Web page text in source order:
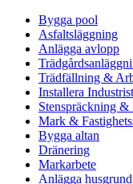
Bygga pool
Asfaltsläggning
Anlägga avlopp
Trädfällning &
Installera
Stenspräckning
Mark &
Bygga altan
Dränering
Markarbete
Anlägga